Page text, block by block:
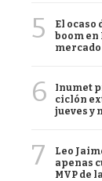
5
El ocaso
boom en
6
Inumet
ciclón
jueves y
7
Leo
apenas
MVP de